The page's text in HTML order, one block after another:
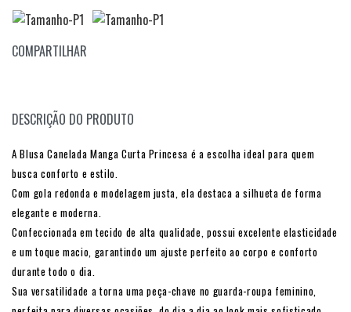
COMPARTILHAR
DESCRIÇÃO DO PRODUTO
A Blusa Canelada Manga Curta Princesa é a escolha ideal para quem
busca conforto e estilo.
Com gola redonda e modelagem justa, ela destaca a silhueta de forma
elegante e moderna.
Confeccionada em tecido de alta qualidade, possui excelente elasticidade
e um toque macio, garantindo um ajuste perfeito ao corpo e conforto
durante todo o dia.
Sua versatilidade a torna uma peça-chave no guarda-roupa feminino,